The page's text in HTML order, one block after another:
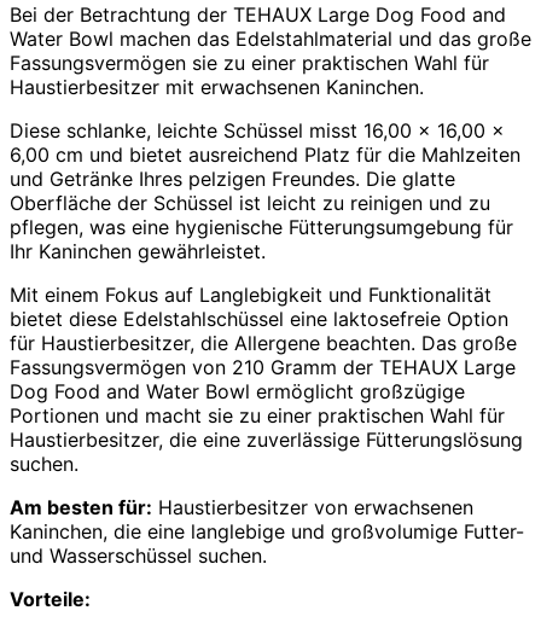
Bei der Betrachtung der TEHAUX Large Dog Food and
Water Bowl machen das Edelstahlmaterial und das große
Fassungsvermögen sie zu einer praktischen Wahl für
Haustierbesitzer mit erwachsenen Kaninchen.
Diese schlanke, leichte Schüssel misst 16,00 x 16,00 x
6,00 cm und bietet ausreichend Platz für die Mahlzeiten
und Getränke Ihres pelzigen Freundes. Die glatte
Oberfläche der Schüssel ist leicht zu reinigen und zu
pflegen, was eine hygienische Fütterungsumgebung für
Ihr Kaninchen gewährleistet.
Mit einem Fokus auf Langlebigkeit und Funktionalität
bietet diese Edelstahlschüssel eine laktosefreie Option
für Haustierbesitzer, die Allergene beachten. Das große
Fassungsvermögen von 210 Gramm der TEHAUX Large
Dog Food and Water Bowl ermöglicht großzügige
Portionen und macht sie zu einer praktischen Wahl für
Haustierbesitzer, die eine zuverlässige Fütterungslösung
suchen.
Am besten für: Haustierbesitzer von erwachsenen
Kaninchen, die eine langlebige und großvolumige Futter-
und Wasserschüssel suchen.
Vorteile: